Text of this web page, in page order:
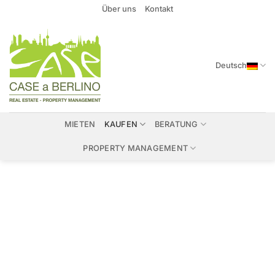
springen
Über uns Kontakt
Deutsch
MIETEN KAUFEN BERATUNG
PROPERTY MANAGEMENT